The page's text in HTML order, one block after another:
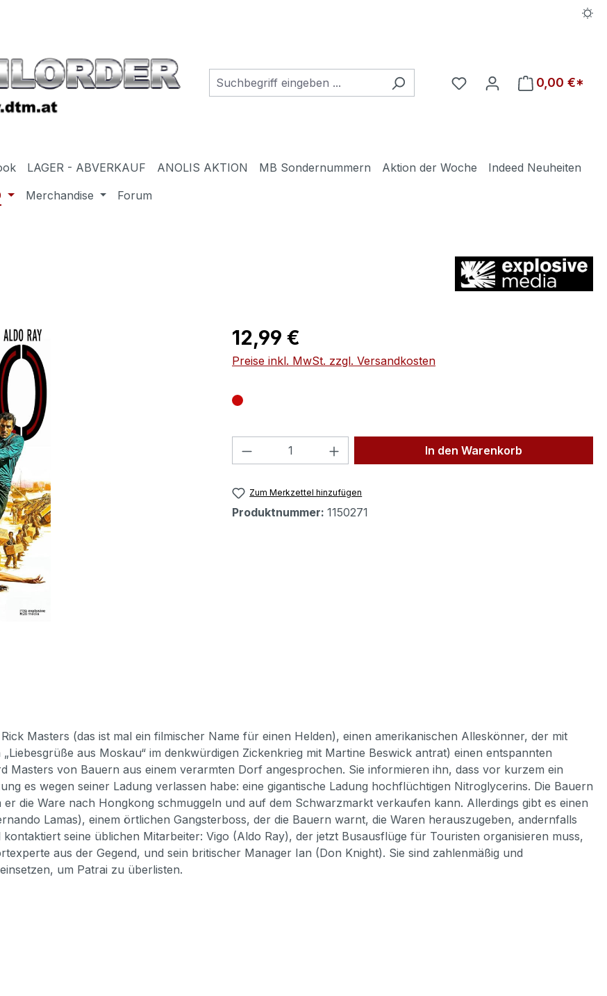
Du hast 0 Produkte auf
0,00 €*
LAGER - ABVERKAUF ANOLIS AKTION MB Sondernummern Aktion der Woche
Indeed Neuheiten
Merchandise Forum
Regulärer Preis:
12,99 €
Preise inkl. MwSt. zzgl. Versandkosten
Produkt Anzahl: Gib den gewünschten Wert
In den Warenkorb
Zum Merkzettel hinzufügen
Produktnummer: 1150271
Masters (das ist mal ein filmischer Name für einen Helden), einen amerikanischen Alleskönner, der mit
aus Moskau“ im denkwürdigen Zickenkrieg mit Martine Beswick antrat) einen entspannten
Masters von Bauern aus einem verarmten Dorf angesprochen. Sie informieren ihn, dass vor kurzem ein
es wegen seiner Ladung verlassen habe: eine gigantische Ladung hochflüchtigen Nitroglycerins. Die Bauern
die Ware nach Hongkong schmuggeln und auf dem Schwarzmarkt verkaufen kann. Allerdings gibt es einen
Lamas), einem örtlichen Gangsterboss, der die Bauern warnt, die Waren herauszugeben, andernfalls
seine üblichen Mitarbeiter: Vigo (Aldo Ray), der jetzt Busausflüge für Touristen organisieren muss,
aus der Gegend, und sein britischer Manager Ian (Don Knight). Sie sind zahlenmäßig und
um Patrai zu überlisten.